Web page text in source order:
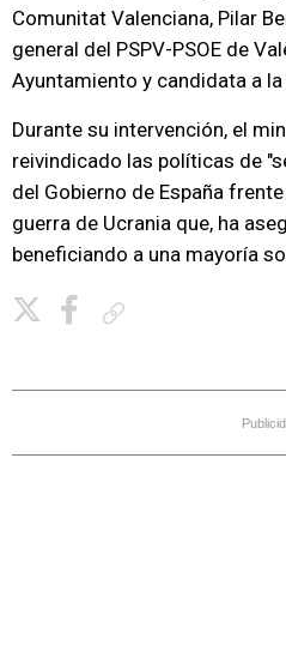
Comunitat Valenciana, Pilar
general del PSPV-PSOE de
Ayuntamiento y candidata a
Durante su intervención, el
reivindicado las políticas de
del Gobierno de España
guerra de Ucrania que, ha
beneficiando a una mayoría